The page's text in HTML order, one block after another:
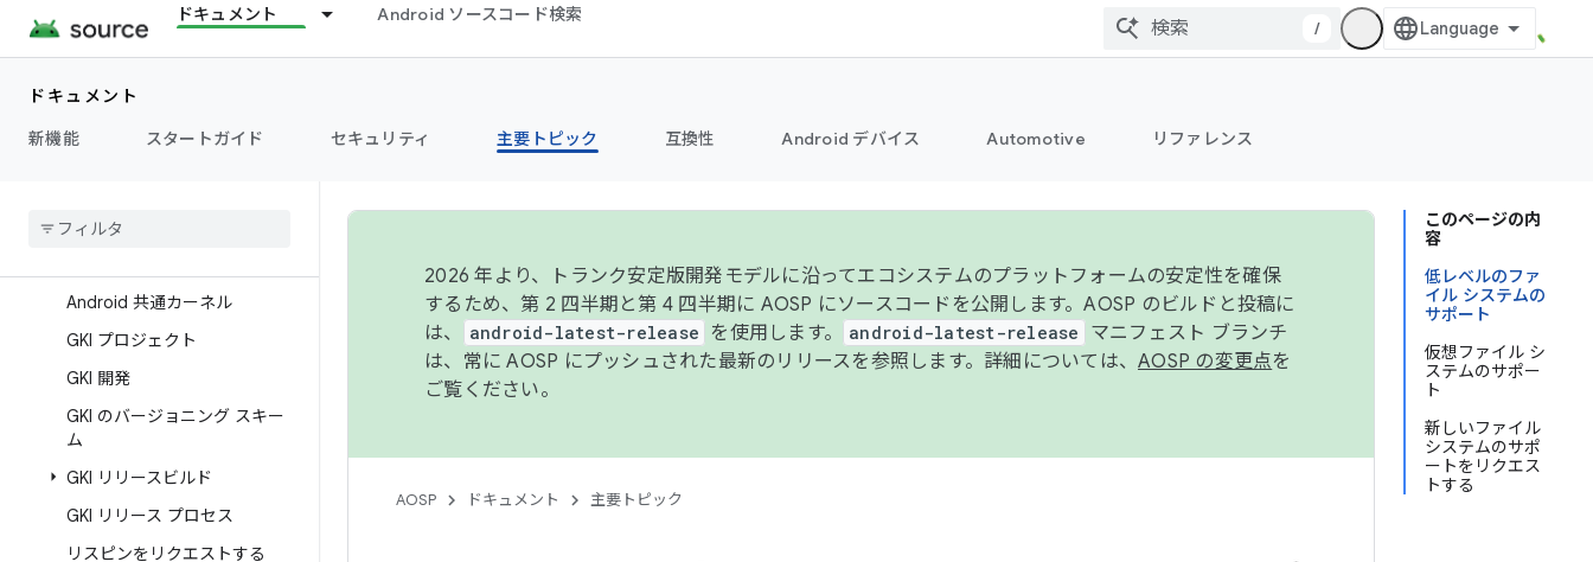
ドキュメント Android ソースコード検索
/
ドキュメント
新機能
スタートガイド セキュリティ 主要トピック 互換性 Android デバイス Automotive リファレンス
概要
Hardware Abstraction
Layer（HAL）
Kernel
安定版カーネルのリリースと更
Android 共通カーネル
GKI プロジェクト
GKI 開発
GKI のバージョニング スキー
ム
GKI リリースビルド
GKI リリース プロセス
リスピンをリクエストする
このページの内
容
低レベルのファ
イル システムの
サポート
仮想ファイル シ
ステムのサポー
ト
新しいファイル
システムのサポ
ートをリクエス
トする
2026 年より、トランク安定版開発モデルに沿ってエコシステムのプラットフォームの安定性を確保
するため、第 2 四半期と第 4 四半期に AOSP にソースコードを公開します。AOSP のビルドと投稿に
は、
android-latest-release を使用します。 android-latest-release
マニフェスト ブランチ
は、常に AOSP にプッシュされた最新のリリースを参照します。詳細については、 AOSP の変更点を
ご覧ください。
AOSP ドキュメント 主要トピック